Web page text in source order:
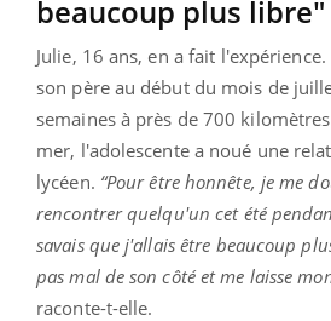
beaucoup plus libre"
Julie, 16 ans, en a fait
son père au début du mois de
semaines à près de 700
mer, l'adolescente a noué une
lycéen. “Pour être honnête, je me
rencontrer quelqu'un cet été
savais que j'allais être beaucoup
pas mal de son côté et me laisse
raconte-t-elle.